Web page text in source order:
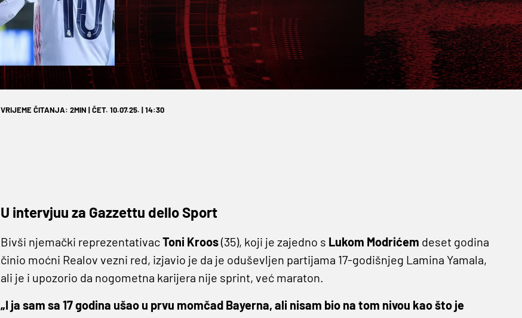
VRIJEME ČITANJA: 2MIN | ČET. 10.07.25. | 14:30
U intervjuu za Gazzettu dello Sport
Bivši njemački reprezentativacToni Kroos(35), koji je zajedno s Lukom Modrićem deset godina
činio moćni Realov vezni red, izjavio je da je oduševljen partijama 17-godišnjeg Lamina Yamala,
ali je i upozorio da nogometna karijera nije sprint, već maraton.
„I ja sam sa 17 godina ušao u prvu momčad Bayerna, ali nisam bio na tom nivou kao što je